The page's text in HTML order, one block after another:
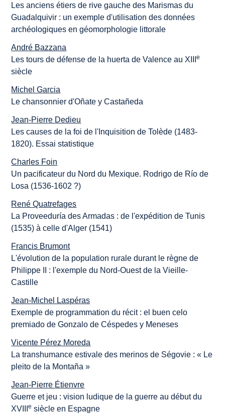
Les anciens étiers de rive gauche des Marismas du
Guadalquivir : un exemple d'utilisation des données
archéologiques en géomorphologie littorale
André Bazzana
Les tours de défense de la huerta de Valence au XIIIe
siècle
Michel Garcia
Le chansonnier d'Oñate y Castañeda
Jean-Pierre Dedieu
Les causes de la foi de l'Inquisition de Tolède (1483-
1820). Essai statistique
Charles Foin
Un pacificateur du Nord du Mexique. Rodrigo de Río de
Losa (1536-1602 ?)
René Quatrefages
La Proveeduría des Armadas : de l'expédition de Tunis
(1535) à celle d'Alger (1541)
Francis Brumont
L'évolution de la population rurale durant le règne de
Philippe II : l'exemple du Nord-Ouest de la Vieille-
Castille
Jean-Michel Laspéras
Exemple de programmation du récit : el buen celo
premiado de Gonzalo de Céspedes y Meneses
Vicente Pérez Moreda
La transhumance estivale des merinos de Ségovie : « Le
pleito de la Montaña »
Jean-Pierre Étienvre
Guerre et jeu : vision ludique de la guerre au début du
XVIIIe siècle en Espagne